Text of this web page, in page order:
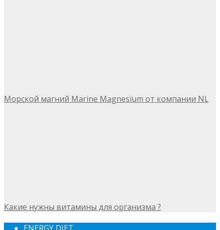
Морской магний Marine Magnesium от компании NL
Какие нужны витамины для организма ?